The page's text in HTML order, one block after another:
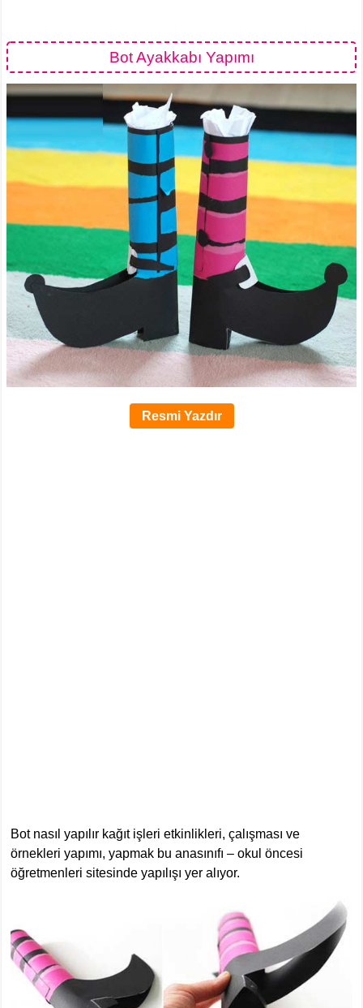
Bot Ayakkabı Yapımı
Resmi Yazdır
Bot nasıl yapılır kağıt işleri etkinlikleri, çalışması ve
örnekleri yapımı, yapmak bu anasınıfı – okul öncesi
öğretmenleri sitesinde yapılışı yer alıyor.